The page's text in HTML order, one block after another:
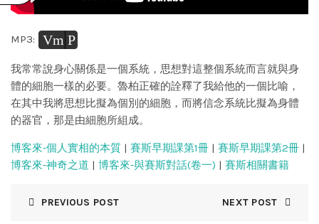
MP3: Vm P
我常常說身心關係是一個系統，思想對這整個系統而言就與身
體的細胞一樣的必要。魯柏正確的詮釋了我給他的一個比喻，
在其中我將思想比擬為個別的細胞，而將信念系統比擬為身體
的器官，那是由細胞所組成。
博客來-個人實相的本質 | 賽斯早期課第1冊 | 賽斯早期課第2冊 |
博客來-神奇之道 | 博客來-與賽斯對話(卷一) | 賽斯相關書籍
PREVIOUS POST NEXT POST